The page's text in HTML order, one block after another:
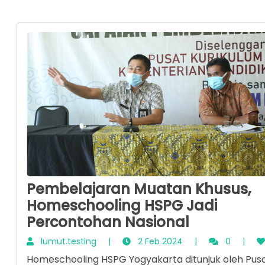
Pembelajaran Muatan Khusus,
Homeschooling HSPG Jadi
Percontohan Nasional
lumut.testing | 2 Feb 2024 | 0 |
Homeschooling HSPG Yogyakarta ditunjuk oleh